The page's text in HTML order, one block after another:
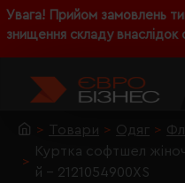
Увага! Прийом замовлень
знищення складу внаслідок
Товари Одяг
Куртка софтшел
й - 2121054900XS